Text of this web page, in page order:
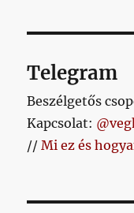
Telegram
Beszélgetős
Kapcsolat:
//Mi ez és